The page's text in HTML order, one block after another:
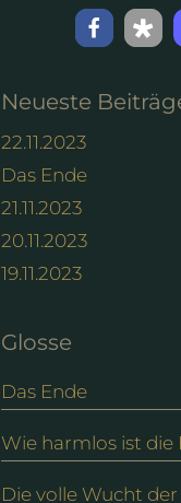
Neueste
22.11.2023
Das Ende
21.11.2023
20.11.2023
19.11.2023
Glosse
Das Ende
Wie harmlos ist die
Die volle Wucht